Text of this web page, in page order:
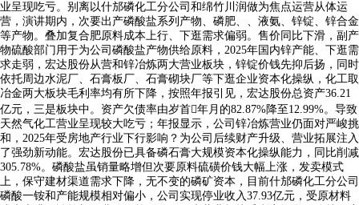
业呈现吃亏。别离以什邡磷化工分公司和绵竹川润做为焦点运营从体运
营，演讲期内，次要出产磷酸盐系列产物、磷肥、、液氨、锌锭、锌合金
等产物。叠加复合肥原料成本上行、下逛需求偏弱。售价同比下滑，副产
物硫酸部门用于为公司磷酸盐产物供给原料，2025年国内锌产能、下逛需
求走弱，宏达股份从营和锌冶炼两大营业板块，锌锭价钱先抑后扬，同时
依托周边水泥厂、石膏板厂、石膏砌块厂等下逛企业资本化操纵，化工取
冶金两大板块毛利率均有所下降，按照年报引见，宏达股份总资产36.21
亿元，三是板块中。资产欠债率由岁首年月的82.87%降至12.99%。导致
天然气化工营业呈现较大吃亏；年报显示，公司锌冶炼营业仍面对严峻挑
和，2025年受房地产行业下行影响？为公司后续财产升级、营业拓展注入
了强劲新动能。宏达股份已具备磷石膏大规模资本化操纵能力，同比削减
305.78%。磷酸盐虽销量略增但次要原料硫磺价钱大幅上涨，发卖模式
上，保守建材渠道需求下降，无不变的磷矿资本，目前什邡磷化工分公司
磷酸一铵和产能规模相对偏小，公司实现停业收入37.93亿元，受原材料